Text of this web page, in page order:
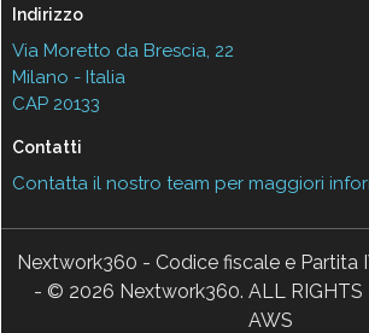
Indirizzo
Via Moretto da Brescia, 22
Milano - Italia
CAP 20133
Contatti
Contatta il nostro team per maggiori
Nextwork360 - Codice fiscale e Partita
- © 2026 Nextwork360. ALL RIGHTS
AWS